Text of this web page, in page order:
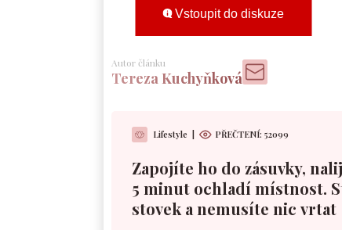
Vstoupit do diskuze
Autor článku
Tereza Kuchyňková
Lifestyle PŘEČTENÍ: 52099
Zapojíte ho do zásuvky,
5 minut ochladí místnost.
stovek a nemusíte nic vrtat